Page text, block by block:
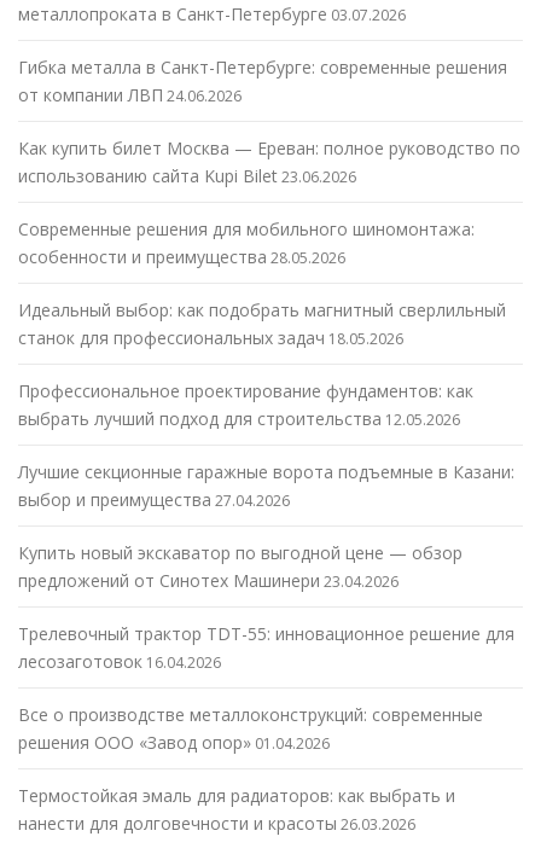
металлопроката в Санкт-Петербурге 03.07.2026
Гибка металла в Санкт-Петербурге: современные решения
от компании ЛВП 24.06.2026
Как купить билет Москва — Ереван: полное руководство по
использованию сайта Kupi Bilet23.06.2026
Современные решения для мобильного шиномонтажа:
особенности и преимущества 28.05.2026
Идеальный выбор: как подобрать магнитный сверлильный
станок для профессиональных задач 18.05.2026
Профессиональное проектирование фундаментов: как
выбрать лучший подход для строительства 12.05.2026
Лучшие секционные гаражные ворота подъемные в Казани:
выбор и преимущества 27.04.2026
Купить новый экскаватор по выгодной цене — обзор
предложений от Синотех Машинери 23.04.2026
Трелевочный трактор TDT-55: инновационное решение для
лесозаготовок 16.04.2026
Все о производстве металлоконструкций: современные
решения ООО «Завод опор» 01.04.2026
Термостойкая эмаль для радиаторов: как выбрать и
нанести для долговечности и красоты 26.03.2026